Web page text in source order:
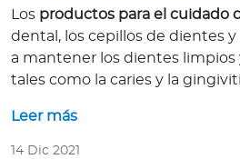
Los productos para el cuidado
dental, los cepillos de dientes
a mantener los dientes limpios
tales como la caries y la
Leer más
14 Dic 2021